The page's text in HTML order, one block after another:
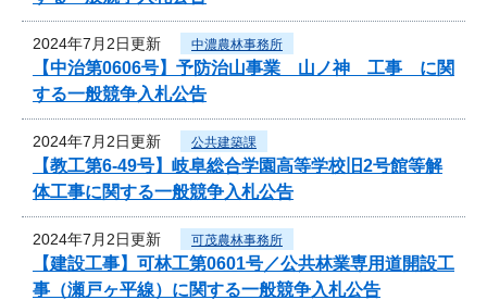
2024年7月2日更新 中濃農林事務所
【中治第0606号】予防治山事業 山ノ神 工事 に関
する一般競争入札公告
2024年7月2日更新 公共建築課
【教工第6-49号】岐阜総合学園高等学校旧2号館等解
体工事に関する一般競争入札公告
2024年7月2日更新 可茂農林事務所
【建設工事】可林工第0601号／公共林業専用道開設工
事（瀬戸ヶ平線）に関する一般競争入札公告